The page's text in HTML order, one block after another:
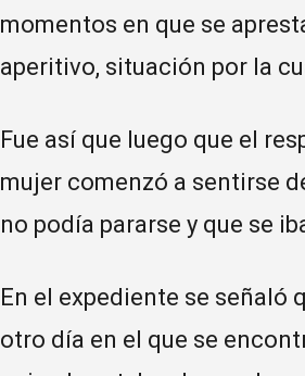
momentos en que se
aperitivo, situación por la
Fue así que luego que el
mujer comenzó a sentirse
no podía pararse y que se
En el expediente se señaló
otro día en el que se